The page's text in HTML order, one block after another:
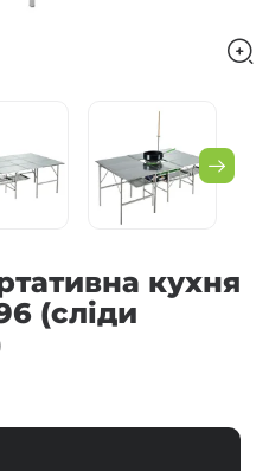
кухня
(сліди